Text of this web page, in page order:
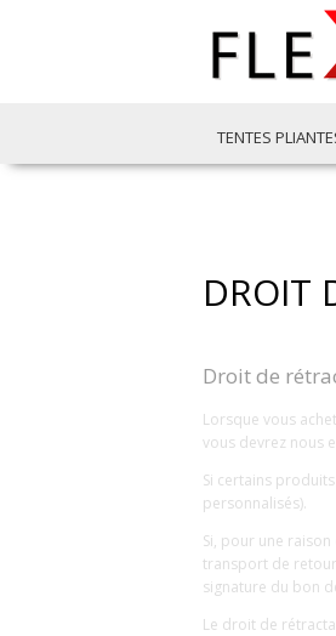
TENTES
DROIT
Droit de
Lorsque vous
vous devrez nous
Si certains
personnalisés).
Si, pour une
transport de
signature du bon
Le droit de